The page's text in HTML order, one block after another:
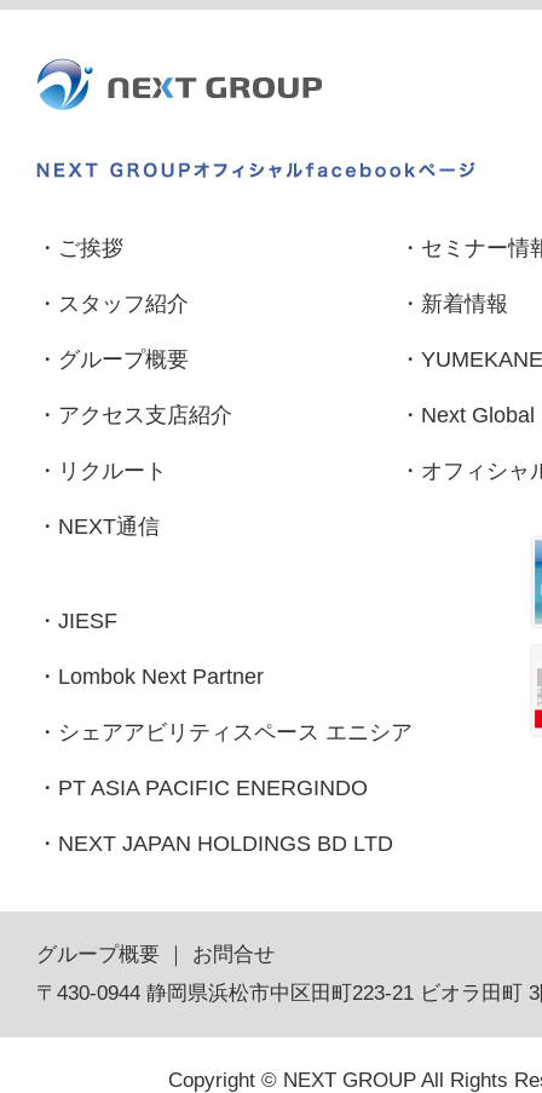
・ ご挨拶
・ スタッフ紹介
・ グループ概要
・ アクセス支店紹介
・ リクルート
・ NEXT通信
・ セミナー情
・ 新着情報
・
・ Next Global
・ オフィシャ
・ JIESF
・ Lombok Next Partner
・ シェアアビリティスペース エニシア
・ PT ASIA PACIFIC ENERGINDO
・ NEXT JAPAN HOLDINGS BD LTD
グループ概要 ｜
お問合せ
〒430-0944 静岡県浜松市中区田町223-21 ビオラ田町
Copyright © NEXT GROUP All Rights